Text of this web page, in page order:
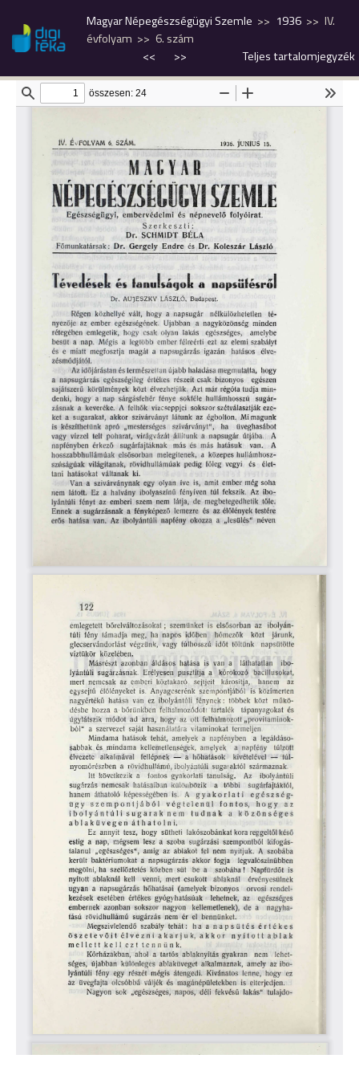
Magyar Népegészségügyi Szemle 1936
IV.
évfolyam
6. szám
<<
>> Teljes tartalomjegyzék